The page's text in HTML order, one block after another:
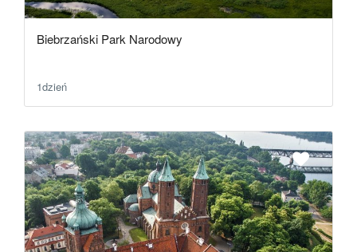
Biebrzański Park Narodowy
1dzień